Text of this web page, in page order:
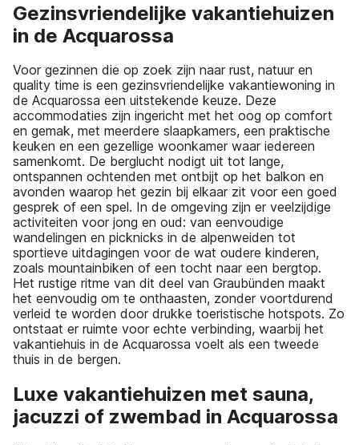
Gezinsvriendelijke vakantiehuizen
in de Acquarossa
Voor gezinnen die op zoek zijn naar rust, natuur en
quality time is een gezinsvriendelijke vakantiewoning in
de Acquarossa een uitstekende keuze. Deze
accommodaties zijn ingericht met het oog op comfort
en gemak, met meerdere slaapkamers, een praktische
keuken en een gezellige woonkamer waar iedereen
samenkomt. De berglucht nodigt uit tot lange,
ontspannen ochtenden met ontbijt op het balkon en
avonden waarop het gezin bij elkaar zit voor een goed
gesprek of een spel. In de omgeving zijn er veelzijdige
activiteiten voor jong en oud: van eenvoudige
wandelingen en picknicks in de alpenweiden tot
sportieve uitdagingen voor de wat oudere kinderen,
zoals mountainbiken of een tocht naar een bergtop.
Het rustige ritme van dit deel van Graubünden maakt
het eenvoudig om te onthaasten, zonder voortdurend
verleid te worden door drukke toeristische hotspots. Zo
ontstaat er ruimte voor echte verbinding, waarbij het
vakantiehuis in de Acquarossa voelt als een tweede
thuis in de bergen.
Luxe vakantiehuizen met sauna,
jacuzzi of zwembad in Acquarossa